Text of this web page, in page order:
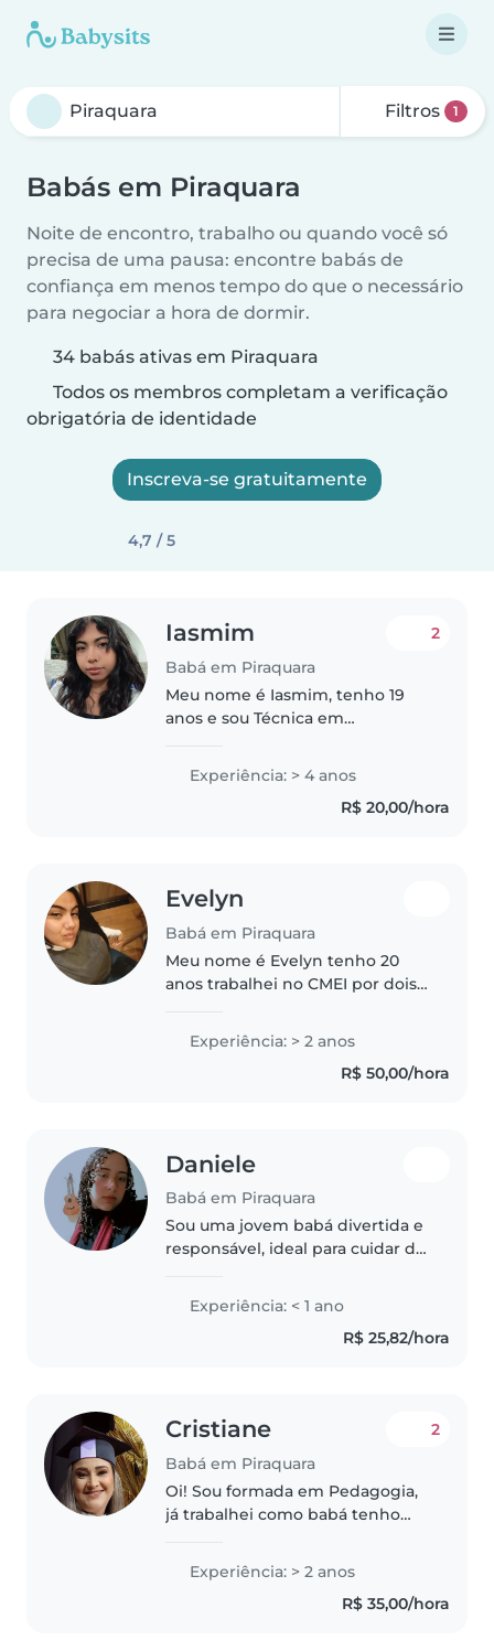
Filtros 1
Babás em Piraquara
Noite de encontro, trabalho ou quando você só
precisa de uma pausa: encontre babás de
confiança em menos tempo do que o necessário
para negociar a hora de dormir.
34 babás ativas em Piraquara
Todos os membros completam a verificação
obrigatória de identidade
Inscreva-se gratuitamente
4,7 / 5
Iasmim
Babá em Piraquara
2
Meu nome é Iasmim, tenho 19
anos e sou Técnica em
atuei por dois anos como
estagiária na Secretaria de
Educação de Piraquara,
Experiência: > 4 anos
R$ 20,00/hora
Evelyn
Babá em Piraquara
Meu nome é Evelyn tenho 20
anos trabalhei no CMEI por dois
penteados até estranhei as
crianças cuidei dos meus
Experiência: > 2 anos
R$ 50,00/hora
Daniele
Babá em Piraquara
Sou uma jovem babá divertida e
responsável, ideal para cuidar de
adolescentes. Estou cursando o
ensino superior e tenho
habilidade para ajudar com
Experiência: < 1 ano
R$ 25,82/hora
Cristiane
Babá em Piraquara
2
Oi! Sou formada em Pedagogia,
já trabalhei como babá tenho
trabalhei com crianças durante
meu estágio em uma creche.Sou
criativa, engraçada e enérgica e,..
Experiência: > 2 anos
R$ 35,00/hora